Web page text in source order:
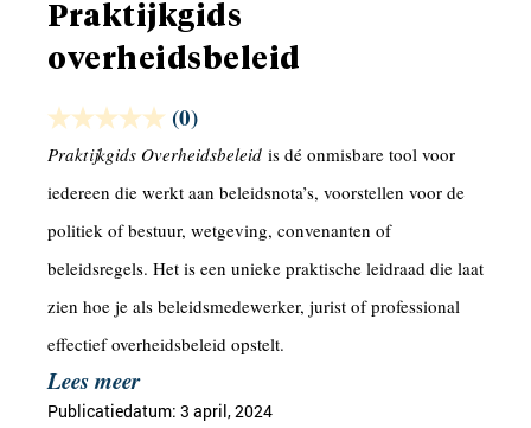
Praktijkgids
overheidsbeleid
(0)
Praktijkgids Overheidsbeleid is dé onmisbare tool voor
iedereen die werkt aan beleidsnota’s, voorstellen voor de
politiek of bestuur, wetgeving, convenanten of
beleidsregels. Het is een unieke praktische leidraad die laat
zien hoe je als beleidsmedewerker, jurist of professional
effectief overheidsbeleid opstelt.
Lees meer
Publicatiedatum: 3 april, 2024